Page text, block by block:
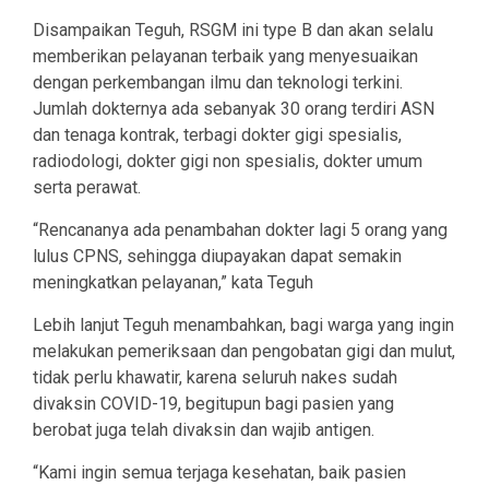
Disampaikan Teguh, RSGM ini type B dan akan selalu
memberikan pelayanan terbaik yang menyesuaikan
dengan perkembangan ilmu dan teknologi terkini.
Jumlah dokternya ada sebanyak 30 orang terdiri ASN
dan tenaga kontrak, terbagi dokter gigi spesialis,
radiodologi, dokter gigi non spesialis, dokter umum
serta perawat.
“Rencananya ada penambahan dokter lagi 5 orang yang
lulus CPNS, sehingga diupayakan dapat semakin
meningkatkan pelayanan,” kata Teguh
Lebih lanjut Teguh menambahkan, bagi warga yang ingin
melakukan pemeriksaan dan pengobatan gigi dan mulut,
tidak perlu khawatir, karena seluruh nakes sudah
divaksin COVID-19, begitupun bagi pasien yang
berobat juga telah divaksin dan wajib antigen.
“Kami ingin semua terjaga kesehatan, baik pasien